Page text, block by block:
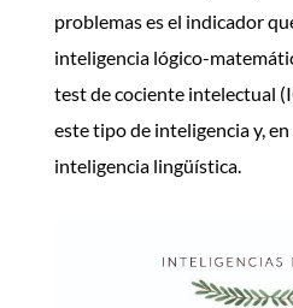
problemas es el indicador
inteligencia lógico-
test de cociente intelectual
este tipo de inteligencia y,
inteligencia lingüística.